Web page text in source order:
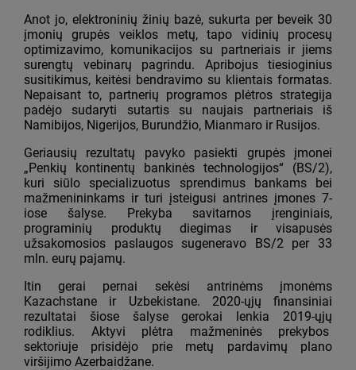
Anot jo, elektroninių žinių bazė, sukurta per beveik 30
įmonių grupės veiklos metų, tapo vidinių procesų
optimizavimo, komunikacijos su partneriais ir jiems
surengtų vebinarų pagrindu. Apribojus tiesioginius
susitikimus, keitėsi bendravimo su klientais formatas.
Nepaisant to, partnerių programos plėtros strategija
padėjo sudaryti sutartis su naujais partneriais iš
Namibijos, Nigerijos, Burundžio, Mianmaro ir Rusijos.
Geriausių rezultatų pavyko pasiekti grupės įmonei
„Penkių kontinentų bankinės technologijos“ (BS/2),
kuri siūlo specializuotus sprendimus bankams bei
mažmenininkams ir turi įsteigusi antrines įmones 7-
iose šalyse. Prekyba savitarnos įrenginiais,
programinių produktų diegimas ir visapusės
užsakomosios paslaugos sugeneravo BS/2 per 33
mln. eurų pajamų.
Itin gerai pernai sekėsi antrinėms įmonėms
Kazachstane ir Uzbekistane. 2020-ųjų finansiniai
rezultatai šiose šalyse gerokai lenkia 2019-ųjų
rodiklius. Aktyvi plėtra mažmeninės prekybos
sektoriuje prisidėjo prie metų pardavimų plano
viršijimo Azerbaidžane.